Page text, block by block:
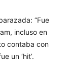
“Fue
incluso en
contaba con
un ‘hit’.